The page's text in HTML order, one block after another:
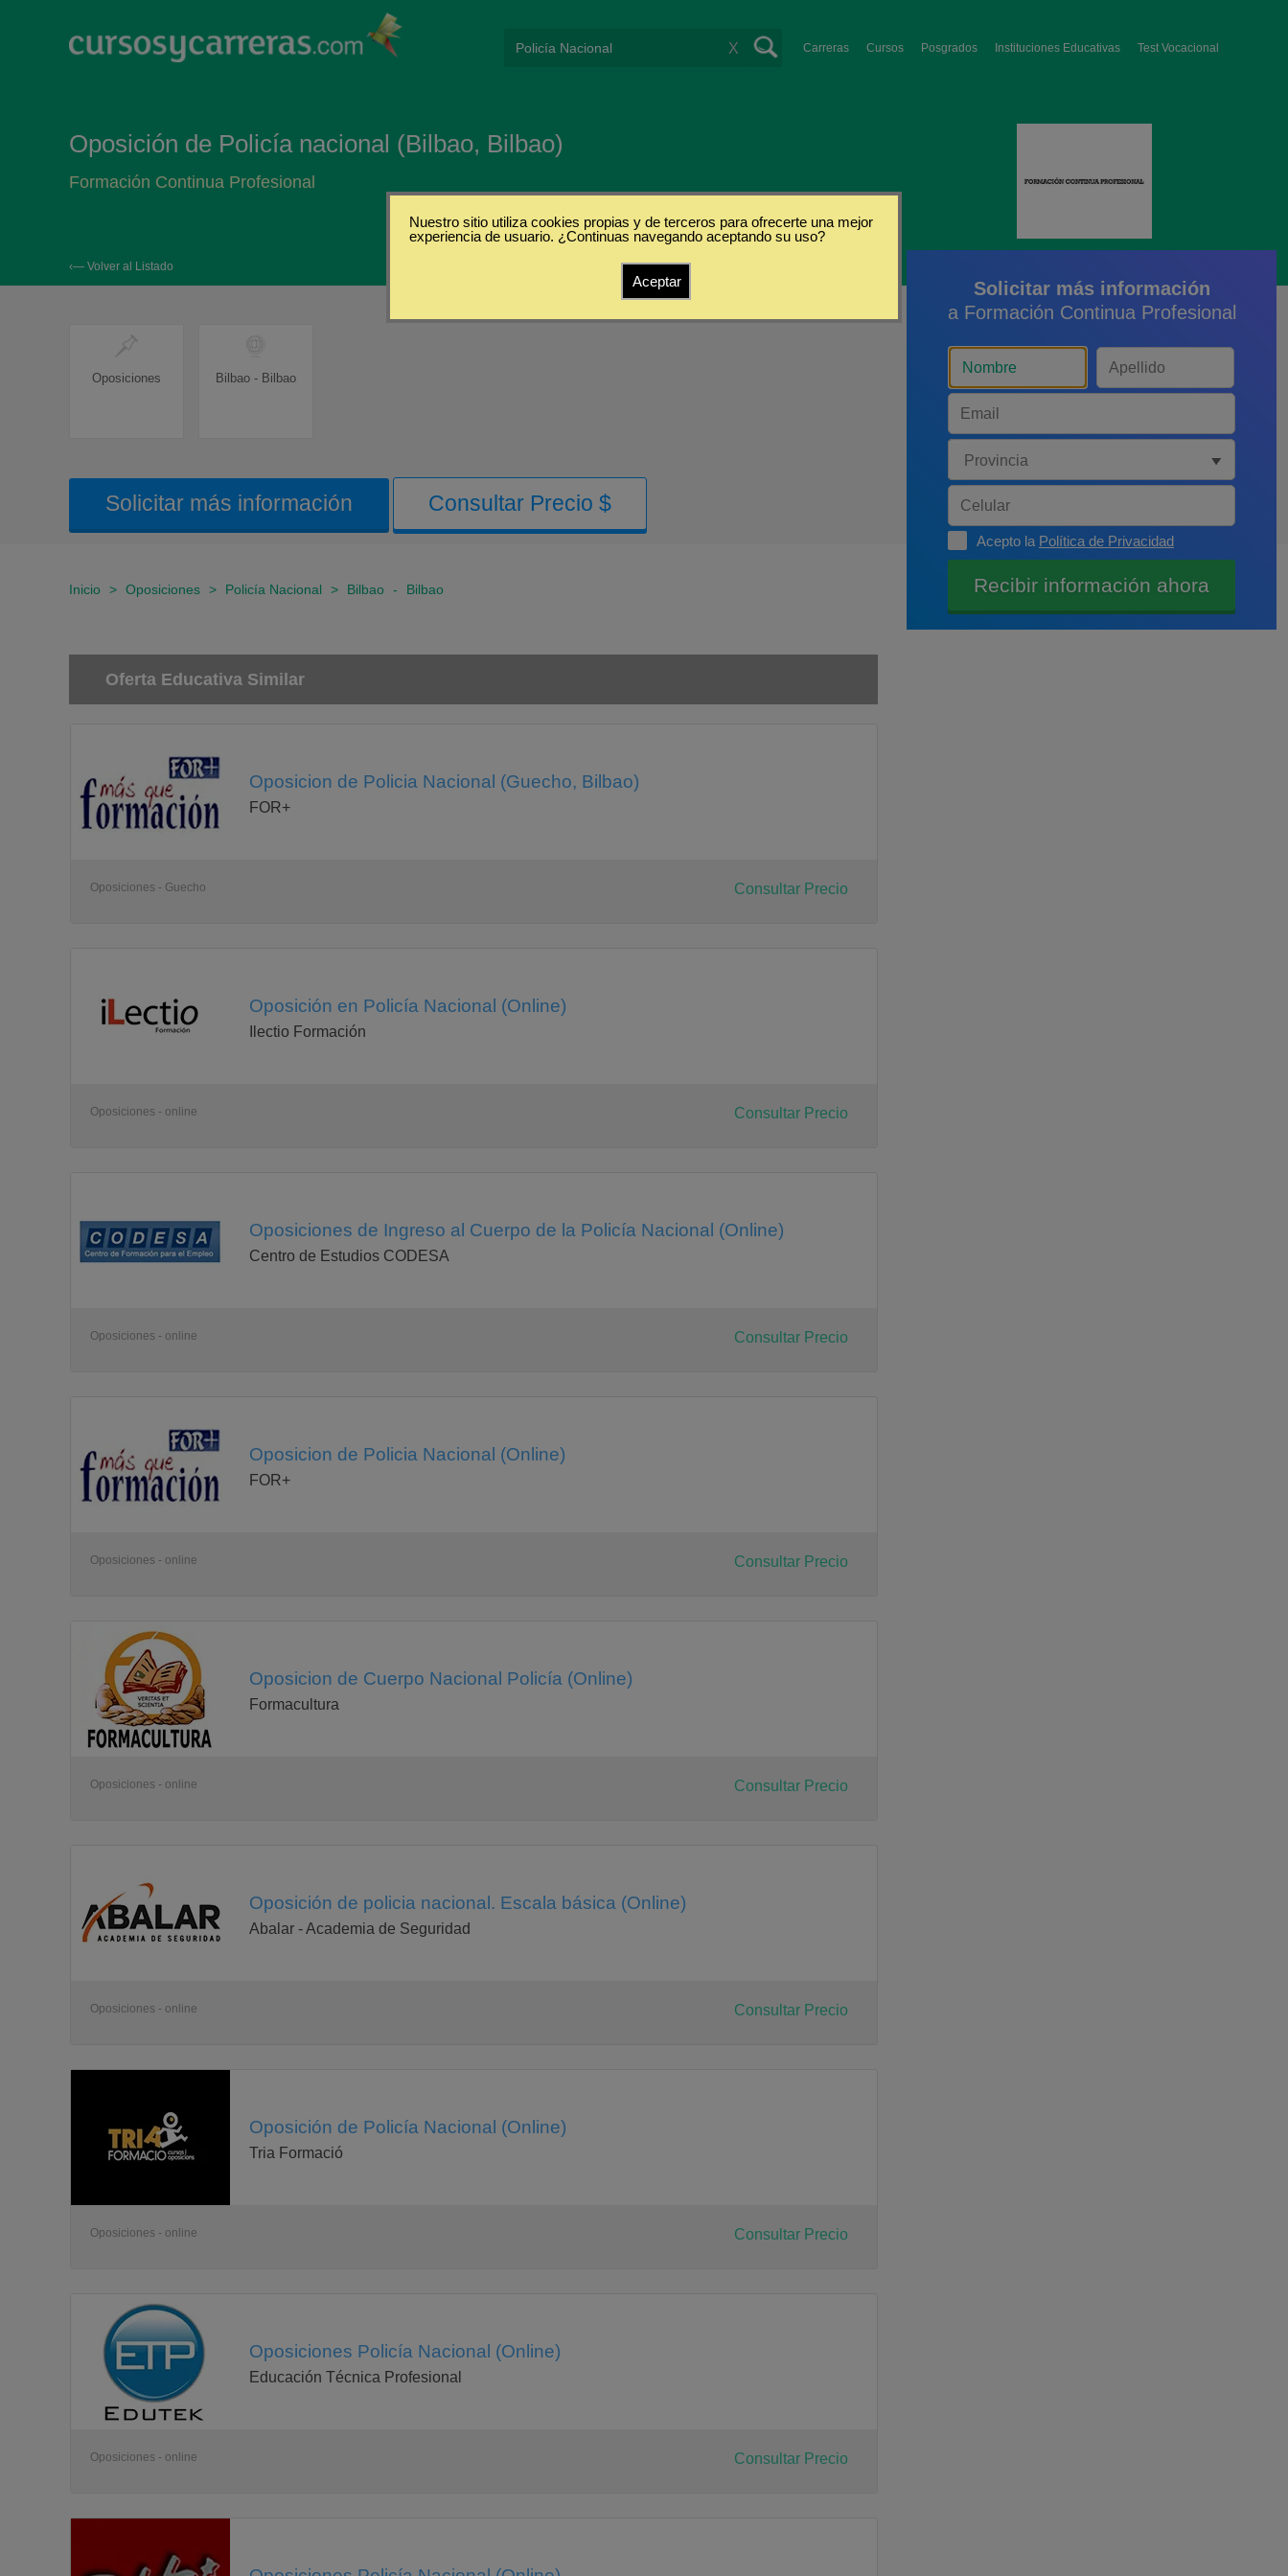
Carreras Cursos Posgrados Instituciones Educativas Test Vocacional
X
Oposición de Policía nacional (Bilbao, Bilbao)
Formación Continua Profesional
‹— Volver al Listado
Oposiciones Bilbao - Bilbao
Solicitar más información Consultar Precio $
Inicio > Oposiciones > Policía Nacional > Bilbao - Bilbao
Oferta Educativa Similar
Oposicion de Policia Nacional (Guecho, Bilbao)
FOR+
Oposiciones - Guecho Consultar Precio
Oposición en Policía Nacional (Online)
Ilectio Formación
Oposiciones - online Consultar Precio
Oposiciones de Ingreso al Cuerpo de la Policía Nacional (Online)
Centro de Estudios CODESA
Oposiciones - online Consultar Precio
Oposicion de Policia Nacional (Online)
FOR+
Oposiciones - online Consultar Precio
Oposicion de Cuerpo Nacional Policía (Online)
Formacultura
Oposiciones - online Consultar Precio
Oposición de policia nacional. Escala básica (Online)
Abalar - Academia de Seguridad
Oposiciones - online Consultar Precio
Oposición de Policía Nacional (Online)
Tria Formació
Oposiciones - online Consultar Precio
Oposiciones Policía Nacional (Online)
Educación Técnica Profesional
Oposiciones - online Consultar Precio
Solicitar más información
a Formación Continua Profesional
Acepto la Política de Privacidad
Nuestro sitio utiliza cookies propias y de terceros para ofrecerte una mejor
experiencia de usuario. ¿Continuas navegando aceptando su uso?
Aceptar